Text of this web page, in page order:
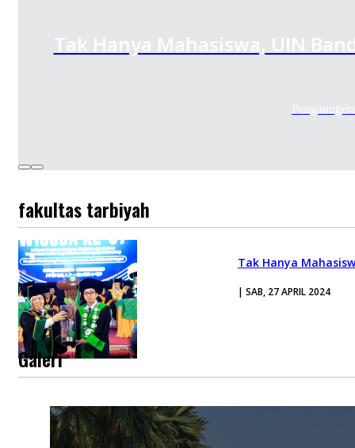
Tak Hanya Mahasiswa, UIN
fakultas tarbiyah
Tak Hanya
| SAB, 27 APRIL 2024
Galeri